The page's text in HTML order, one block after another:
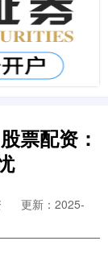
票配资：
更新：2025-